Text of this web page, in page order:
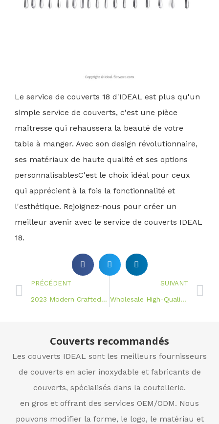
Le service de couverts 18 d'IDEAL est plus qu'un
simple service de couverts, c'est une pièce
maîtresse qui rehaussera la beauté de votre
table à manger. Avec son design révolutionnaire,
ses matériaux de haute qualité et ses options
personnalisablesC'est le choix idéal pour ceux
qui apprécient à la fois la fonctionnalité et
l'esthétique. Rejoignez-nous pour créer un
meilleur avenir avec le service de couverts IDEAL
18.
PRÉCÉDENT
2023 Modern Crafted Dinnerware Sets 12
SUIVANT
Wholesale High-Quality 2023 Dinnerware Sets 12
Couverts recommandés
Les couverts IDEAL sont les meilleurs fournisseurs
de couverts en acier inoxydable et fabricants de
couverts, spécialisés dans la coutellerie.
en gros et offrant des services OEM/ODM. Nous
pouvons modifier la forme, le logo, le matériau et